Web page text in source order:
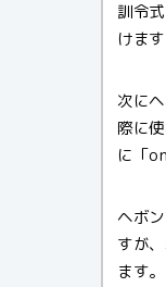
訓令
けま
次に
際に
に「
ヘボ
すが
ます。